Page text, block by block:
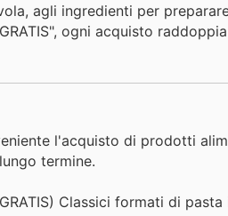
agli ingredienti per
ogni acquisto
l'acquisto di prodotti
termine.
Classici formati di